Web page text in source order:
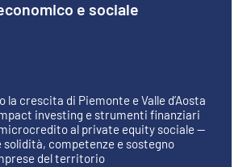
e sociale
la crescita di Piemonte e Valle d’Aosta
investing e strumenti finanziari
al private equity sociale —
competenze e sostegno
del territorio